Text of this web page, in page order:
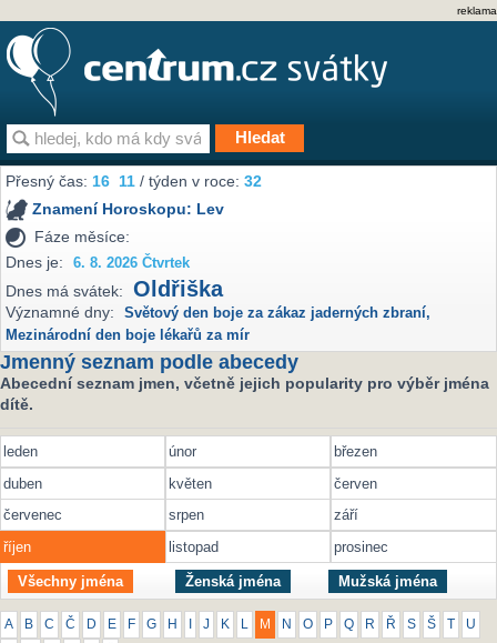
reklama
Přesný čas:16 11 / týden v roce:32
Znamení Horoskopu: Lev
Fáze měsíce:
Dnes je:
6. 8. 2026 Čtvrtek
Dnes má svátek: Oldřiška
Významné dny: Světový den boje za zákaz jaderných zbraní,
Mezinárodní den boje lékařů za mír
Jmenný seznam podle abecedy
Abecední seznam jmen, včetně jejich popularity pro výběr jména
dítě.
leden únor
březen
duben
květen
červen
červenec
srpen
září
říjen
listopad prosinec
Všechny jména Ženská jména Mužská jména
A B C Č D E F G H J K M N O P Q R Ř S Š U